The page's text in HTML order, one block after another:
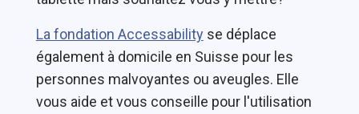
La fondation Accessability se déplace
également à domicile en Suisse pour les
personnes malvoyantes ou aveugles. Elle
vous aide et vous conseille pour l'utilisation